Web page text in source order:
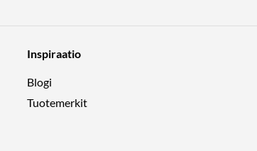
Inspiraatio
Blogi
Tuotemerkit